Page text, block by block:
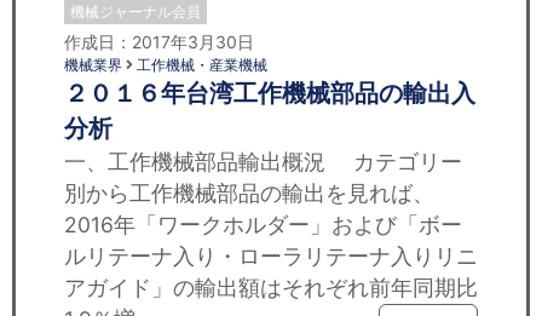
機械ジャーナル会員
作成日：2017年3月30日
機械業界 工作機械・産業機械
２０１６年台湾工作機械部品の輸出入
分析
一、工作機械部品輸出概況 カテゴリー
別から工作機械部品の輸出を見れば、
2016年「ワークホルダー」および「ボー
ルリテーナ入り・ローラリテーナ入りリニ
アガイド」の輸出額はそれぞれ前年同期比